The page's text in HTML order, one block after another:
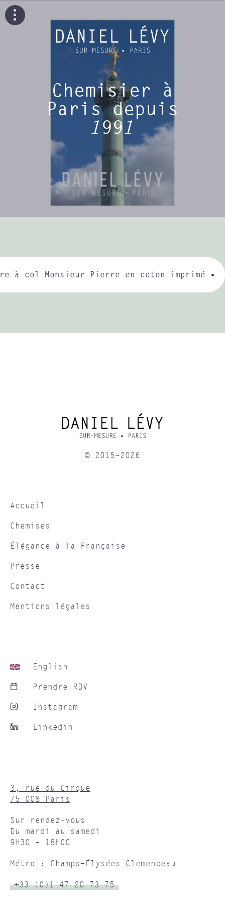
Chemisier à
Paris depuis
1991
à col Monsieur Pierre en coton imprimé
© 2015-2026
Accueil
Chemises
Élégance à la Française
Presse
Contact
Mentions légales
English
Prendre RDV
Instagram
Linkedin
3, rue du Cirque
75 008 Paris
Sur rendez-vous
Du mardi au samedi
9H30 – 18H00
Métro : Champs-Élysées Clemenceau
+33 (0)1 47 20 73 75